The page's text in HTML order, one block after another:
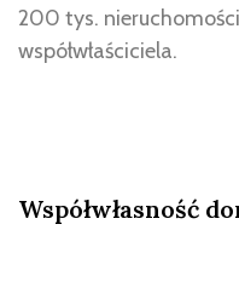
200 tys.
współwłaściciela.
Współwłasność